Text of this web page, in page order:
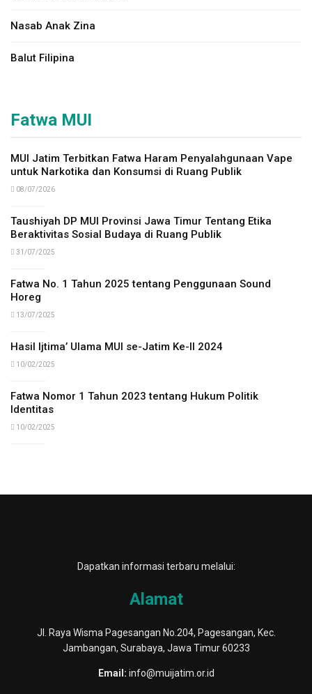
Nasab Anak Zina
Balut Filipina
Fatwa MUI
MUI Jatim Terbitkan Fatwa Haram Penyalahgunaan Vape
untuk Narkotika dan Konsumsi di Ruang Publik
08/07/2026
Taushiyah DP MUI Provinsi Jawa Timur Tentang Etika
Beraktivitas Sosial Budaya di Ruang Publik
31/07/2025
Fatwa No. 1 Tahun 2025 tentang Penggunaan Sound
Horeg
13/07/2025
Hasil Ijtima’ Ulama MUI se-Jatim Ke-II 2024
10/02/2025
Fatwa Nomor 1 Tahun 2023 tentang Hukum Politik
Identitas
10/02/2025
Dapatkan informasi terbaru melalui:
Alamat
Jl. Raya Wisma Pagesangan No.204, Pagesangan, Kec.
Jambangan, Surabaya, Jawa Timur 60233
Email: info@muijatim.or.id